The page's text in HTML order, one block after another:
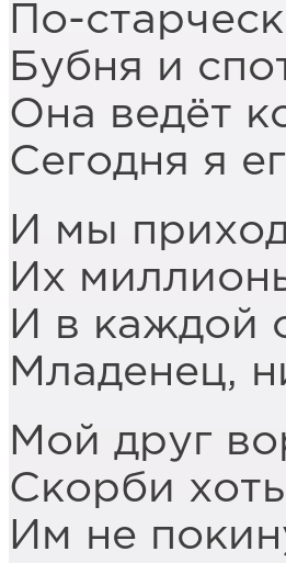
По-
Бубня и
Она ведёт
Сегодня я
И мы
Их
И в каждой
Младенец,
Мой друг
Скорби
Им не